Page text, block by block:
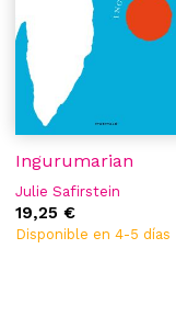
Ingurumarian
Julie Safirstein
19,25 €
Disponible en 4-5 días